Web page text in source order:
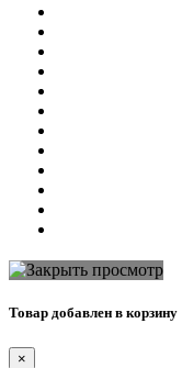
Товар добавлен в корзину
×